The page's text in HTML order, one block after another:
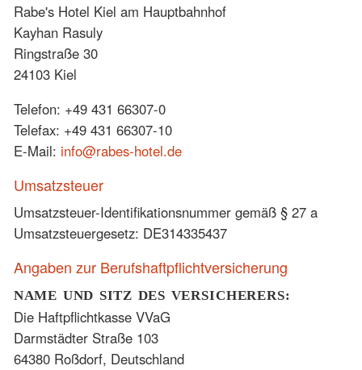
Rabe's Hotel Kiel am Hauptbahnhof
Kayhan Rasuly
Ringstraße 30
24103 Kiel
Telefon: +49 431 66307-0
Telefax: +49 431 66307-10
E-Mail: info@rabes-hotel.de
Umsatzsteuer
Umsatzsteuer-Identifikationsnummer gemäß § 27 a
Umsatzsteuergesetz: DE314335437
Angaben zur Berufshaftpflichtversicherung
NAME UND SITZ DES VERSICHERERS:
Die Haftpflichtkasse VVaG
Darmstädter Straße 103
64380 Roßdorf, Deutschland